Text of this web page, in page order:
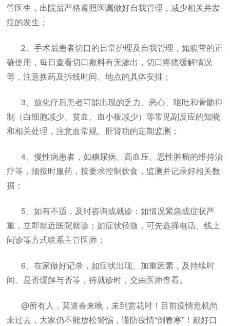
管医生，出院后严格遵照医嘱做好自我管理，减少相关并发
症的发生；
2、手术后患者切口的日常护理及自我管理，如腹带的正
确使用，每日查看切口敷料有无渗出，切口疼痛缓解情况
等，注意换药及拆线时间、地点的具体安排；
3、放化疗后患者可能出现的乏力、恶心、呕吐和骨髓抑
制（白细胞减少、贫血、血小板减少）等常见副反应的知晓
和相关处理，注意血常规、肝肾功的定期监测；
4、慢性病患者，如糖尿病、高血压、恶性肿瘤的维持治
疗等，须按时服药，按要求控制饮食，监测并记录好相关数
据；
5、如有不适，及时咨询或就诊：如情况紧急或症状严
重，立即就近医院就诊；如症状轻微，可先选择电话、线上
问诊等方式联系主管医师；
6、在家做好记录，如症状出现、加重因素，及持续时
间、是否缓解与否等，待就诊时，交由医师查看。
@所有人，莫道春来晚，未到赏花时！目前疫情危机尚
未过去，大家仍不能放松警惕，谨防疫情“倒春寒”！戴好口